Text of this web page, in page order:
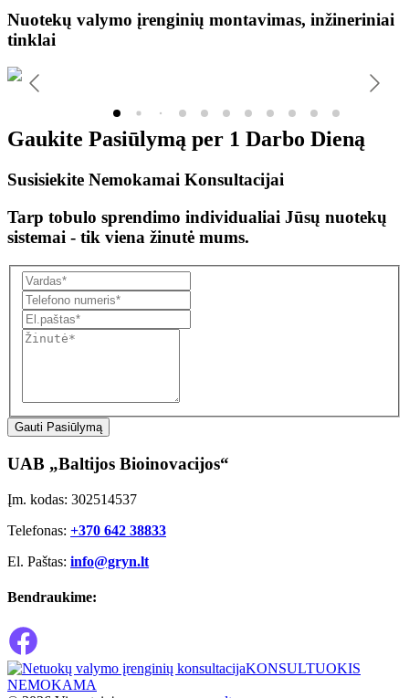
Nuotekų valymo įrenginių montavimas, inžineriniai
tinklai
Gaukite Pasiūlymą per 1 Darbo Dieną
Susisiekite Nemokamai Konsultacijai
Tarp tobulo sprendimo individualiai Jūsų nuotekų
sistemai - tik viena žinutė mums.
Gauti Pasiūlymą
UAB „Baltijos Bioinovacijos“
Įm. kodas: 302514537
Telefonas: +370 642 38833
El. Paštas: info@gryn.lt
Bendraukime:
KONSULTUOKIS
NEMOKAMA